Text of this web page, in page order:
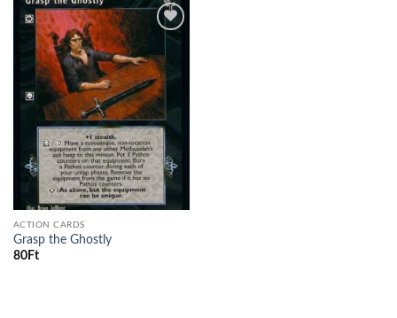
wishlist
ACTION CARDS
Grasp the Ghostly
80Ft